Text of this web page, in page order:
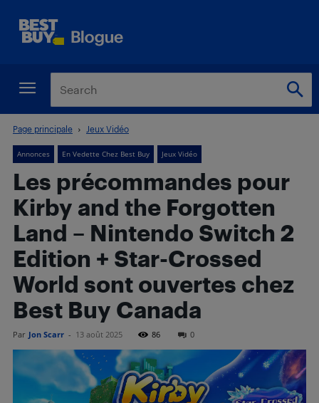
Page principale Jeux Vidéo
Annonces En Vedette Chez Best Buy Jeux Vidéo
Les précommandes pour
Kirby and the Forgotten
Land – Nintendo Switch 2
Edition + Star-Crossed
World sont ouvertes chez
Best Buy Canada
Par Jon Scarr - 13 août 2025 86 0